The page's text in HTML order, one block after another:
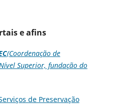
e afins
(Coordenação de
Superior, fundação do
de Preservação